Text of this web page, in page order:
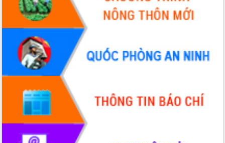
Hội thảo góp ý hồ sơ điều chỉnh quy
hoạch tỉnh Đắk Lắk thời kỳ 2021-2030,
tầm nhìn đến năm 2050
Nâng cao hiệu quả hoạt động của các
doanh nghiệp nhà nước
Hội nghị triển khai kết nối mạng
truyền số liệu chuyên dùng phục vụ cơ
quan Đảng, Nhà nước
Lễ phát động chuỗi hoạt động chung
tay làm sạch môi trường
Xã Ea Kar bước chuyển mình trong
công tác cải cách hành chính mô hình